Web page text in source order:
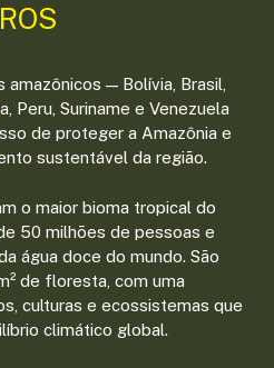
— Bolívia, Brasil,
Peru, Suriname e Venezuela
de proteger a Amazônia e
sustentável da região.
o maior bioma tropical do
50 milhões de pessoas e
água doce do mundo. São
de floresta, com uma
culturas e ecossistemas que
climático global.